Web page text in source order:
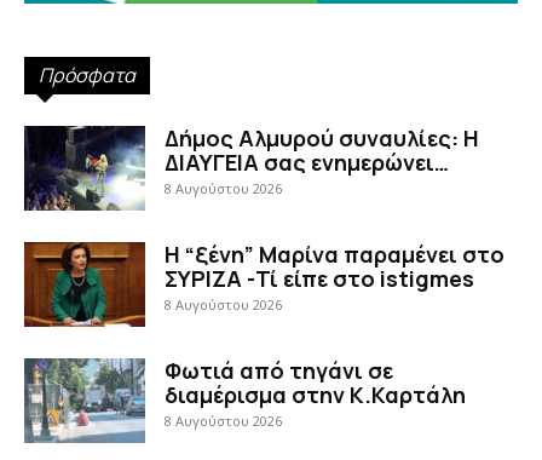
Πρόσφατα
Δήμος Αλμυρού συναυλίες: Η
ΔΙΑΥΓΕΙΑ σας ενημερώνει…
8 Αυγούστου 2026
Η “ξένη” Μαρίνα παραμένει στο
ΣΥΡΙΖΑ -Τί είπε στο istigmes
8 Αυγούστου 2026
Φωτιά από τηγάνι σε
διαμέρισμα στην Κ.Καρτάλη
8 Αυγούστου 2026